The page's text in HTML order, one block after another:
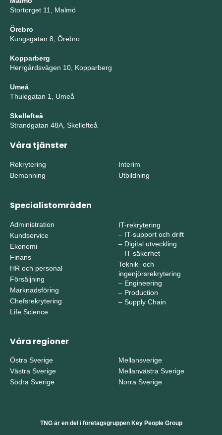
Stortorget 11, Malmö
Örebro
Kungsgatan 8, Örebro
Kopparberg
Herrgårdsvägen 10, Kopparberg
Umeå
Thulegatan 1, Umeå
Skellefteå
Strandgatan 48A, Skellefteå
Våra tjänster
Rekrytering
Bemanning
Interim
Utbildning
Specialistområden
Administration
Kundservice
Ekonomi
Finans
HR och personal
Försäljning
Marknadsföring
Chefsrekrytering
Life Science
IT-rekrytering
– IT-support och drift
– Digital utveckling
– IT-säkerhet
Teknik- och
ingenjörsrekrytering
– Engineering
– Production
– Supply Chain
Våra regioner
Östra Sverige
Västra Sverige
Södra Sverige
Mellansverige
Mellanvästra Sverige
Norra Sverige
TNG är en del i företagsgruppen Key People Group